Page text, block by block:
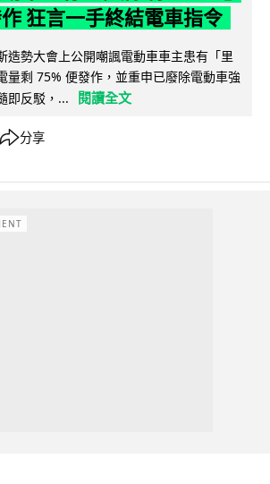
狂言一手終結電車指令
造勢大會上公開嘲諷電動車車主患有「里
量剩 75% 便發作，並重申已廢除電動車強
即反駁，...
閱讀全文
分享